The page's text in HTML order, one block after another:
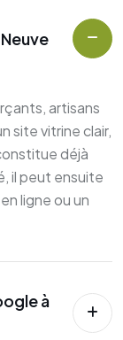
artisans
site vitrine clair,
déjà
il peut ensuite
ligne ou un
à